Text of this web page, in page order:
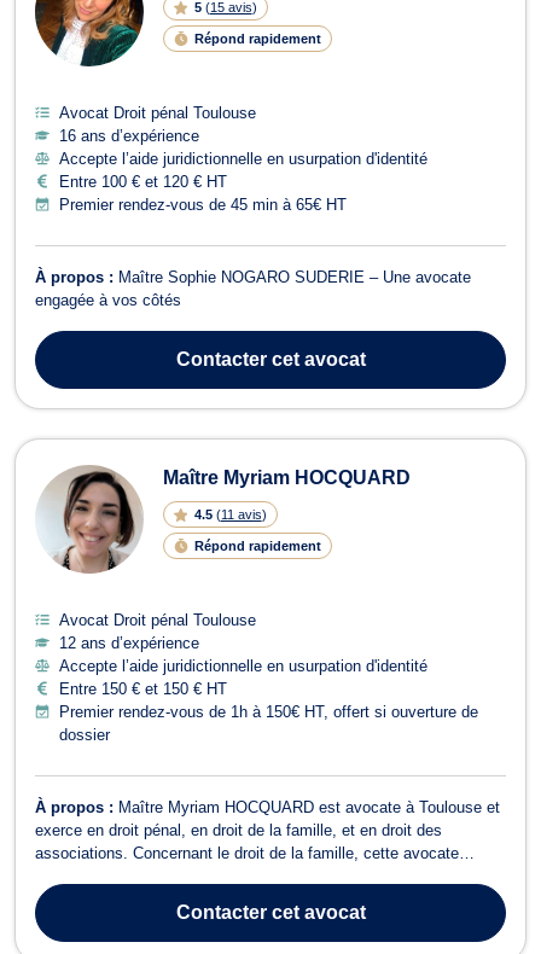
5 (15 avis)
Répond rapidement
Avocat Droit pénal Toulouse
16 ans d’expérience
Accepte l’aide juridictionnelle en usurpation d'identité
Entre 100 € et 120 € HT
Premier rendez-vous de 45 min à 65€ HT
À propos : Maître Sophie NOGARO SUDERIE – Une avocate
engagée à vos côtés
Contactercet avocat
Maître Myriam HOCQUARD
4.5 (11 avis)
Répond rapidement
Avocat Droit pénal Toulouse
12 ans d’expérience
Accepte l’aide juridictionnelle en usurpation d'identité
Entre 150 € et 150 € HT
Premier rendez-vous de 1h à 150€ HT, offert si ouverture de
dossier
À propos : Maître Myriam HOCQUARD est avocate à Toulouse et
exerce en droit pénal, en droit de la famille, et en droit des
associations. Concernant le droit de la famille, cette avocate
séparation, à la modification de garde d’enfant ou de la pension
alimentaire. I...
Contactercet avocat